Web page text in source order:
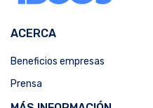
ACERCA
Beneficios empresas
Prensa